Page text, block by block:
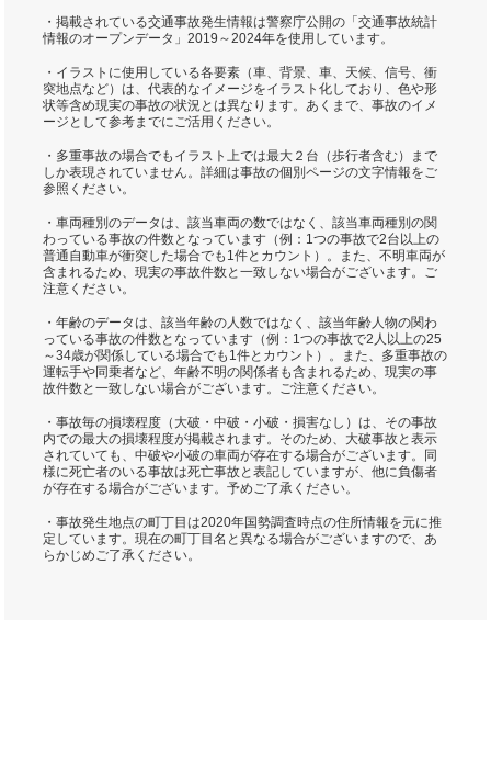
・掲載されている交通事故発生情報は警察庁公開の「交通事故統計
情報のオープンデータ」2019～2024年を使用しています。
・イラストに使用している各要素（車、背景、車、天候、信号、衝
突地点など）は、代表的なイメージをイラスト化しており、色や形
状等含め現実の事故の状況とは異なります。あくまで、事故のイメ
ージとして参考までにご活用ください。
・多重事故の場合でもイラスト上では最大２台（歩行者含む）まで
しか表現されていません。詳細は事故の個別ページの文字情報をご
参照ください。
・車両種別のデータは、該当車両の数ではなく、該当車両種別の関
わっている事故の件数となっています（例：1つの事故で2台以上の
普通自動車が衝突した場合でも1件とカウント）。また、不明車両が
含まれるため、現実の事故件数と一致しない場合がございます。ご
注意ください。
・年齢のデータは、該当年齢の人数ではなく、該当年齢人物の関わ
っている事故の件数となっています（例：1つの事故で2人以上の25
～34歳が関係している場合でも1件とカウント）。また、多重事故の
運転手や同乗者など、年齢不明の関係者も含まれるため、現実の事
故件数と一致しない場合がございます。ご注意ください。
・事故毎の損壊程度（大破・中破・小破・損害なし）は、その事故
内での最大の損壊程度が掲載されます。そのため、大破事故と表示
されていても、中破や小破の車両が存在する場合がございます。同
様に死亡者のいる事故は死亡事故と表記していますが、他に負傷者
が存在する場合がございます。予めご了承ください。
・事故発生地点の町丁目は2020年国勢調査時点の住所情報を元に推
定しています。現在の町丁目名と異なる場合がございますので、あ
らかじめご了承ください。